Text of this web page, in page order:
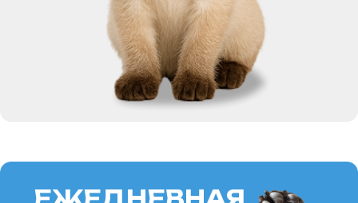
BARRIER
SPRAY
ЕЖЕДНЕВНАЯ
ЗАЩИТА